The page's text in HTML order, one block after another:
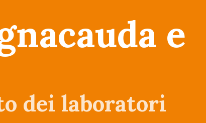
e
dei laboratori